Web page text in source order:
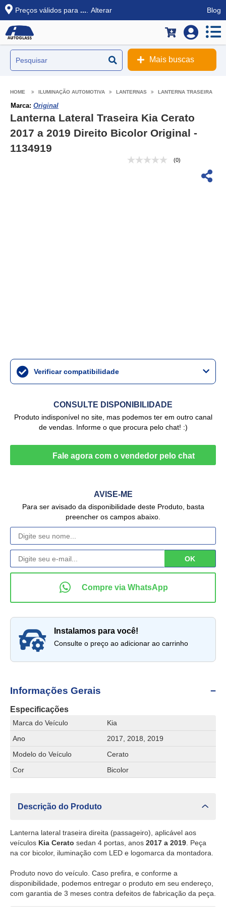
Preços válidos para ... Alterar Blog
Mais buscas
ILUMINAÇÃO AUTOMOTIVA LANTERNAS LANTERNA TRASEIRA
Marca: Original
Lanterna Lateral Traseira Kia Cerato
2017 a 2019 Direito Bicolor Original -
1134919
(0)
Verificar compatibilidade
CONSULTE DISPONIBILIDADE
Produto indisponível no site, mas podemos ter em outro canal
de vendas. Informe o que procura pelo chat! :)
AVISE-ME
Para ser avisado da disponibilidade deste Produto, basta
preencher os campos abaixo.
instalamos para você!
Consulte o preço ao adicionar ao carrinho
Informações Gerais
Especificações
Marca do Veículo
Kia
Ano
2017, 2018, 2019
Modelo do Veículo
Cerato
Cor
Bicolor
Descrição do Produto
Lanterna lateral traseira direita (passageiro), aplicável aos
veículos Kia Cerato sedan 4 portas, anos 2017 a 2019 . Peça
na cor bicolor, iluminação com LED e logomarca da montadora.
Produto novo do veículo. Caso prefira, e conforme a
disponibilidade, podemos entregar o produto em seu endereço,
com garantia de 3 meses contra defeitos de fabricação da peça.